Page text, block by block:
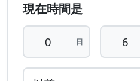
15 小時
以前
27/7/2026
以前
27/7/2026
現在時間是
日